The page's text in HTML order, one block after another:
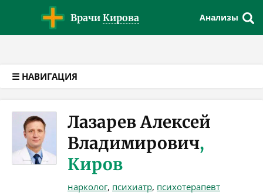
Врачи Кирова Анализы
☰ НАВИГАЦИЯ
Лазарев Алексей
Владимирович,
Киров
нарколог, психиатр, психотерапевт